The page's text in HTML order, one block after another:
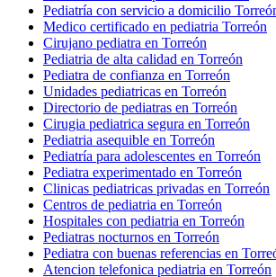
Pediatría con servicio a domicilio
Medico certificado en pediatria Torreón
Cirujano pediatra en Torreón
Pediatria de alta calidad en Torreón
Pediatra de confianza en Torreón
Unidades pediatricas en Torreón
Directorio de pediatras en Torreón
Cirugia pediatrica segura en Torreón
Pediatria asequible en Torreón
Pediatría para adolescentes en Torreón
Pediatra experimentado en Torreón
Clinicas pediatricas privadas en Torreón
Centros de pediatria en Torreón
Hospitales con pediatria en Torreón
Pediatras nocturnos en Torreón
Pediatra con buenas referencias en
Atencion telefonica pediatria en Torreón